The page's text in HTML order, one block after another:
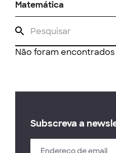
Matemática
Não foram
Subscreva a